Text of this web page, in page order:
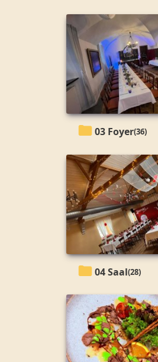
03 Foyer(36)
04 Saal(28)